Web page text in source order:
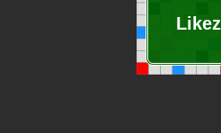
Likez